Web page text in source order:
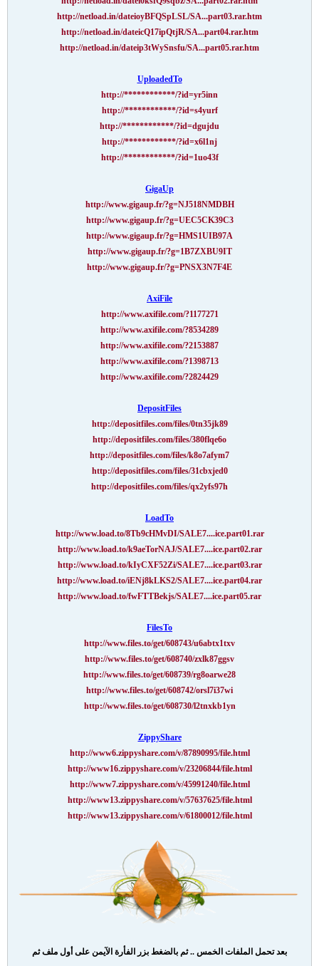
http://netload.in/dateioyBFQSpLSL/SA...part03.rar.htm
http://netload.in/dateicQ17ipQtjR/SA...part04.rar.htm
http://netload.in/dateip3tWySnsfu/SA...part05.rar.htm
UploadedTo
http://************/?id=yr5inn
http://************/?id=s4yurf
http://************/?id=dgujdu
http://************/?id=x6l1nj
http://************/?id=1uo43f
GigaUp
http://www.gigaup.fr/?g=NJ518NMDBH
http://www.gigaup.fr/?g=UEC5CK39C3
http://www.gigaup.fr/?g=HMS1UIB97A
http://www.gigaup.fr/?g=1B7ZXBU9IT
http://www.gigaup.fr/?g=PNSX3N7F4E
AxiFile
http://www.axifile.com/?1177271
http://www.axifile.com/?8534289
http://www.axifile.com/?2153887
http://www.axifile.com/?1398713
http://www.axifile.com/?2824429
DepositFiles
http://depositfiles.com/files/0tn35jk89
http://depositfiles.com/files/380flqe6o
http://depositfiles.com/files/k8o7afym7
http://depositfiles.com/files/31cbxjed0
http://depositfiles.com/files/qx2yfs97h
LoadTo
http://www.load.to/8Tb9cHMvDI/SALE7....ice.part01.rar
http://www.load.to/k9aeTorNAJ/SALE7....ice.part02.rar
http://www.load.to/kIyCXF52Zi/SALE7....ice.part03.rar
http://www.load.to/iENj8kLKS2/SALE7....ice.part04.rar
http://www.load.to/fwFTTBekjs/SALE7....ice.part05.rar
FilesTo
http://www.files.to/get/608743/u6abtx1txv
http://www.files.to/get/608740/zxlk87ggsv
http://www.files.to/get/608739/rg8oarwe28
http://www.files.to/get/608742/orsl7i37wi
http://www.files.to/get/608730/l2tnxkb1yn
ZippyShare
http://www6.zippyshare.com/v/87890995/file.html
http://www16.zippyshare.com/v/23206844/file.html
http://www7.zippyshare.com/v/45991240/file.html
http://www13.zippyshare.com/v/57637625/file.html
http://www13.zippyshare.com/v/61800012/file.html
بعد تحمل الملفات الخمس .. ثم بالضغط بزر الفأرة الآيمن على أول ملف ثم